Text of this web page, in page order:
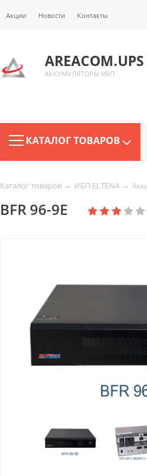
Акции Новости Контакты
AREACOM.UPS
АККУМУЛЯТОРЫ ИБП
КАТАЛОГ ТОВАРОВ
Каталог товаров → ИБП ELTENA →
BFR 96-9E